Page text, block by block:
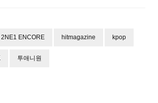
2NE1 ENCORE hitmagazine kpop
투애니원